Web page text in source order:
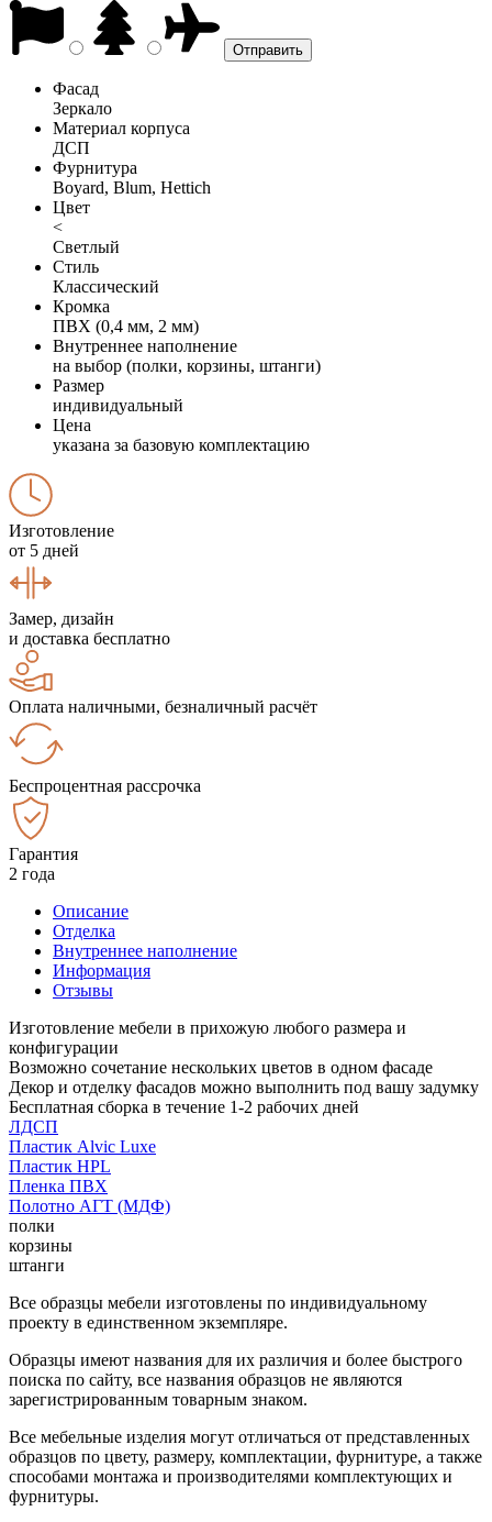
Фасад
Зеркало
Материал корпуса
ДСП
Фурнитура
Boyard, Blum, Hettich
Цвет
<
Светлый
Стиль
Классический
Кромка
ПВХ (0,4 мм, 2 мм)
Внутреннее наполнение
на выбор (полки, корзины, штанги)
Размер
индивидуальный
Цена
указана за базовую комплектацию
Изготовление
от 5 дней
Замер, дизайн
и доставка бесплатно
Оплата наличными, безналичный расчёт
Беспроцентная рассрочка
Гарантия
2 года
Описание
Отделка
Внутреннее наполнение
Информация
Отзывы
Изготовление мебели в прихожую любого размера и
конфигурации
Возможно сочетание нескольких цветов в одном фасаде
Декор и отделку фасадов можно выполнить под вашу задумку
Бесплатная сборка в течение 1-2 рабочих дней
ЛДСП
Пластик Alvic Luxe
Пластик HPL
Пленка ПВХ
Полотно АГТ (МДФ)
полки
корзины
штанги
Все образцы мебели изготовлены по индивидуальному
проекту в единственном экземпляре.
Образцы имеют названия для их различия и более быстрого
поиска по сайту, все названия образцов не являются
зарегистрированным товарным знаком.
Все мебельные изделия могут отличаться от представленных
образцов по цвету, размеру, комплектации, фурнитуре, а также
способами монтажа и производителями комплектующих и
фурнитуры.